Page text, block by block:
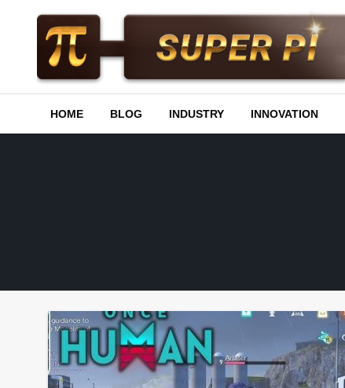
Superpi
HOME BLOG INDUSTRY INNOVATION